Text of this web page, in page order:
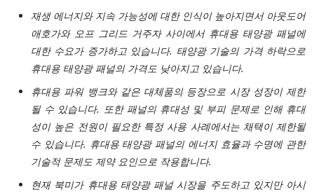
재생 에너지와 지속 가능성에 대한 인식이 높아지면서 아웃도어
애호가와 오프 그리드 거주자 사이에서 휴대용 태양광 패널에
대한 수요가 증가하고 있습니다. 태양광 기술의 가격 하락으로
휴대용 태양광 패널의 가격도 낮아지고 있습니다.
휴대용 파워 뱅크와 같은 대체품의 등장으로 시장 성장이 제한
될 수 있습니다. 또한 패널의 휴대성 및 부피 문제로 인해 휴대
성이 높은 전원이 필요한 특정 사용 사례에서는 채택이 제한될
수 있습니다. 휴대용 태양광 패널의 에너지 효율과 수명에 관한
기술적 문제도 제약 요인으로 작용합니다.
현재 북미가 휴대용 태양광 패널 시장을 주도하고 있지만 아시